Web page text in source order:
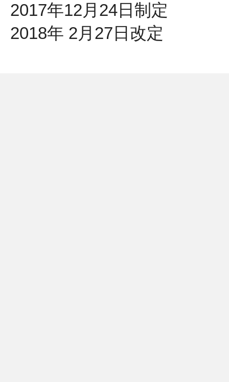
2017年12月24日制定
2018年 2月27日改定